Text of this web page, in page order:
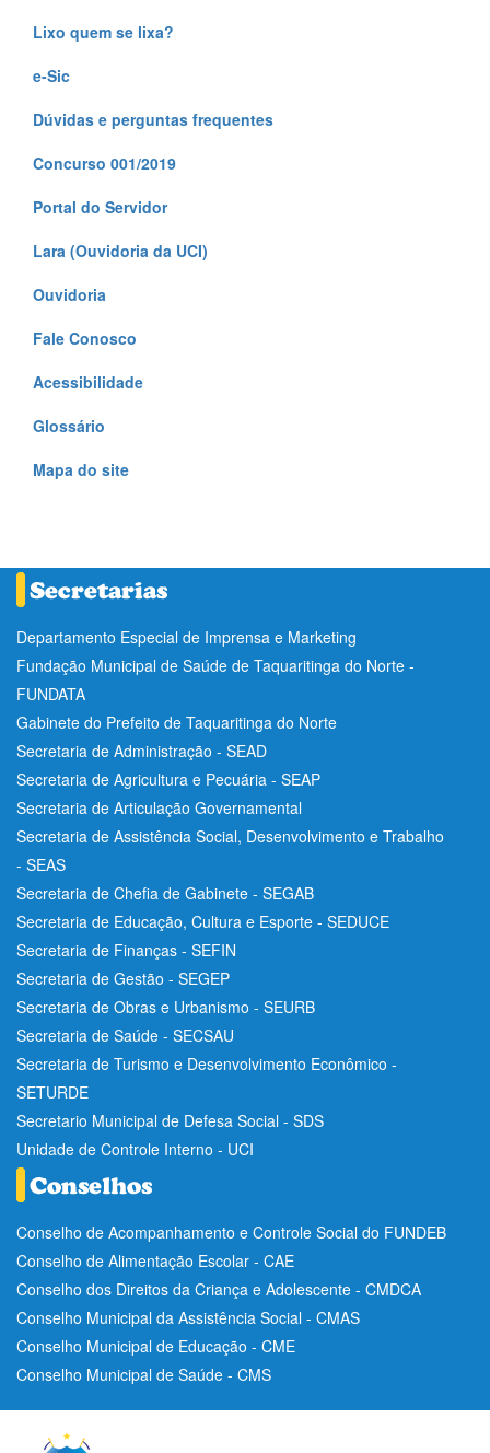
Lixo quem se lixa?
e-Sic
Dúvidas e perguntas frequentes
Concurso 001/2019
Portal do Servidor
Lara (Ouvidoria da UCI)
Ouvidoria
Fale Conosco
Acessibilidade
Glossário
Mapa do site
Departamento Especial de Imprensa e Marketing
Fundação Municipal de Saúde de Taquaritinga do Norte -
FUNDATA
Gabinete do Prefeito de Taquaritinga do Norte
Secretaria de Administração - SEAD
Secretaria de Agricultura e Pecuária - SEAP
Secretaria de Articulação Governamental
Secretaria de Assistência Social, Desenvolvimento e Trabalho
- SEAS
Secretaria de Chefia de Gabinete - SEGAB
Secretaria de Educação, Cultura e Esporte - SEDUCE
Secretaria de Finanças - SEFIN
Secretaria de Gestão - SEGEP
Secretaria de Obras e Urbanismo - SEURB
Secretaria de Saúde - SECSAU
Secretaria de Turismo e Desenvolvimento Econômico -
SETURDE
Secretario Municipal de Defesa Social - SDS
Unidade de Controle Interno - UCI
Conselho de Acompanhamento e Controle Social do FUNDEB
Conselho de Alimentação Escolar - CAE
Conselho dos Direitos da Criança e Adolescente - CMDCA
Conselho Municipal da Assistência Social - CMAS
Conselho Municipal de Educação - CME
Conselho Municipal de Saúde - CMS